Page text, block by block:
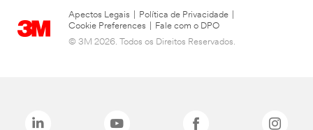
Apectos Legais Política de Privacidade
Cookie Preferences
Fale com o DPO
© 3M 2026. Todos os Direitos Reservados.